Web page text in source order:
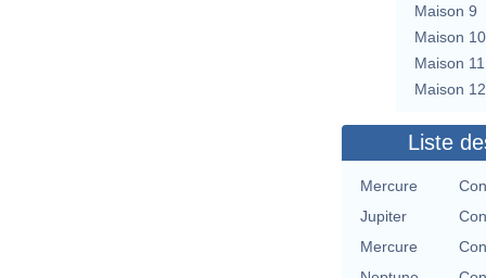
Maison 9
Maison 10
Maison 11
Maison 12
Liste
Mercure
Jupiter
Mercure